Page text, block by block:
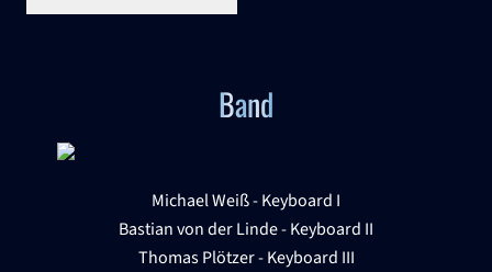
Band
Michael Weiß - Keyboard I
Bastian von der Linde - Keyboard II
Thomas Plötzer - Keyboard III